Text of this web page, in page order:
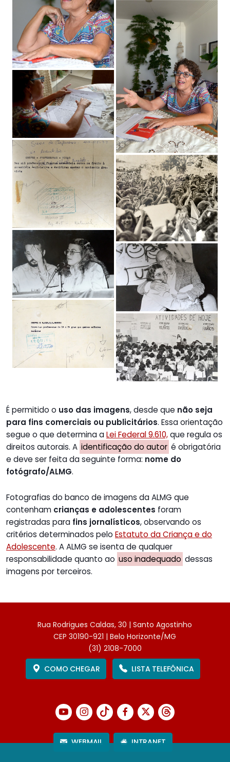
É permitido o uso das imagens, desde que não seja
para fins comerciais ou publicitários. Essa orientação
segue o que determina aLei Federal 9.610,que regula os
direitos autorais. A identificação do autor é obrigatória
e deve ser feita da seguinte forma: nome do
fotógrafo/ALMG.
Fotografias do banco de imagens da ALMG que
contenham crianças e adolescentes foram
registradas para fins jornalísticos, observando os
critérios determinados pelo Estatuto da Criança e do
Adolescente. A ALMG se isenta de qualquer
responsabilidade quanto ao uso inadequado dessas
imagens por terceiros.
Rua Rodrigues Caldas, 30 | Santo Agostinho
CEP 30190-921 | Belo Horizonte/MG
(31) 2108-7000
COMO CHEGAR
LISTA TELEFÔNICA
WEBMAIL INTRANET